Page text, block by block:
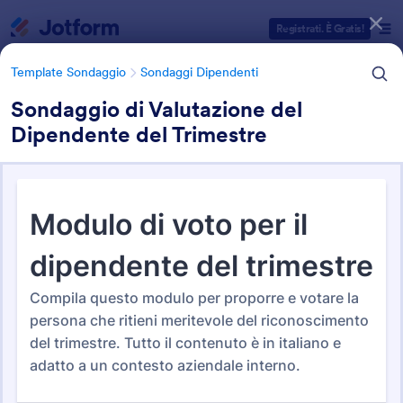
Registrati. È Gratis!
Template Sondaggio Sondaggi Dipendenti
Sondaggio di Valutazione del
Dipendente del Trimestre
Modelli di Indagine sui
Dipendenti
34 Template
Categorie Template Moduli